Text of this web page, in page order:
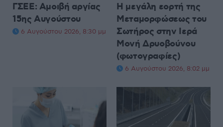
ΓΣΕΕ: Αμοιβή αργίας
15ης Αυγούστου
6 Αυγούστου 2026, 8:30 μμ
Η μεγάλη εορτή της
Μεταμορφώσεως του
Σωτήρος στην Ιερά
Μονή Δρυοβούνου
(φωτογραφίες)
6 Αυγούστου 2026, 8:02 μμ